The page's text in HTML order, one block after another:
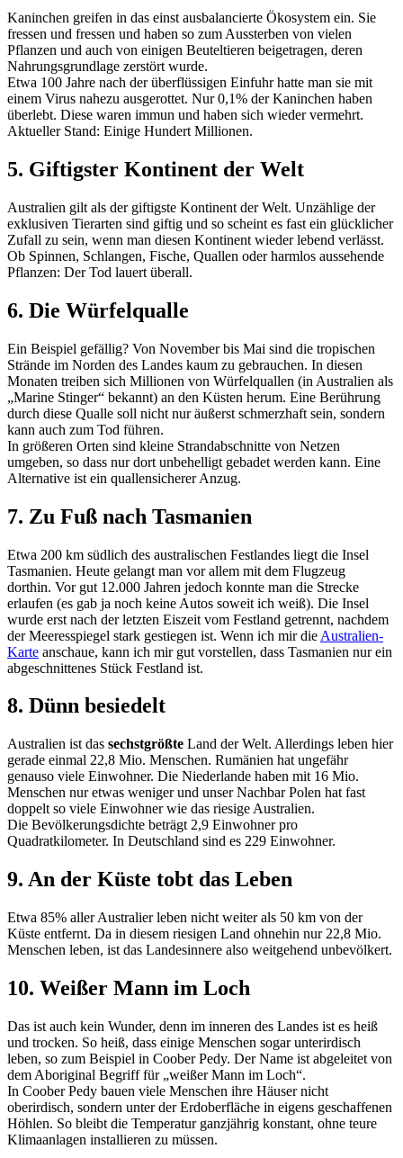
Kaninchen greifen in das einst ausbalancierte Ökosystem ein. Sie
fressen und fressen und haben so zum Aussterben von vielen
Pflanzen und auch von einigen Beuteltieren beigetragen, deren
Nahrungsgrundlage zerstört wurde.
Etwa 100 Jahre nach der überflüssigen Einfuhr hatte man sie mit
einem Virus nahezu ausgerottet. Nur 0,1% der Kaninchen haben
überlebt. Diese waren immun und haben sich wieder vermehrt.
Aktueller Stand: Einige Hundert Millionen.
5. Giftigster Kontinent der Welt
Australien gilt als der giftigste Kontinent der Welt. Unzählige der
exklusiven Tierarten sind giftig und so scheint es fast ein glücklicher
Zufall zu sein, wenn man diesen Kontinent wieder lebend verlässt.
Ob Spinnen, Schlangen, Fische, Quallen oder harmlos aussehende
Pflanzen: Der Tod lauert überall.
6. Die Würfelqualle
Ein Beispiel gefällig? Von November bis Mai sind die tropischen
Strände im Norden des Landes kaum zu gebrauchen. In diesen
Monaten treiben sich Millionen von Würfelquallen (in Australien als
„Marine Stinger“ bekannt) an den Küsten herum. Eine Berührung
durch diese Qualle soll nicht nur äußerst schmerzhaft sein, sondern
kann auch zum Tod führen.
In größeren Orten sind kleine Strandabschnitte von Netzen
umgeben, so dass nur dort unbehelligt gebadet werden kann. Eine
Alternative ist ein quallensicherer Anzug.
7. Zu Fuß nach Tasmanien
Etwa 200 km südlich des australischen Festlandes liegt die Insel
Tasmanien. Heute gelangt man vor allem mit dem Flugzeug
dorthin. Vor gut 12.000 Jahren jedoch konnte man die Strecke
erlaufen (es gab ja noch keine Autos soweit ich weiß). Die Insel
wurde erst nach der letzten Eiszeit vom Festland getrennt, nachdem
der Meeresspiegel stark gestiegen ist. Wenn ich mir die Australien-
Karte anschaue, kann ich mir gut vorstellen, dass Tasmanien nur ein
abgeschnittenes Stück Festland ist.
8. Dünn besiedelt
Australien ist das sechstgrößte Land der Welt. Allerdings leben hier
gerade einmal 22,8 Mio. Menschen. Rumänien hat ungefähr
genauso viele Einwohner. Die Niederlande haben mit 16 Mio.
Menschen nur etwas weniger und unser Nachbar Polen hat fast
doppelt so viele Einwohner wie das riesige Australien.
Die Bevölkerungsdichte beträgt 2,9 Einwohner pro
Quadratkilometer. In Deutschland sind es 229 Einwohner.
9. An der Küste tobt das Leben
Etwa 85% aller Australier leben nicht weiter als 50 km von der
Küste entfernt. Da in diesem riesigen Land ohnehin nur 22,8 Mio.
Menschen leben, ist das Landesinnere also weitgehend unbevölkert.
10. Weißer Mann im Loch
Das ist auch kein Wunder, denn im inneren des Landes ist es heiß
und trocken. So heiß, dass einige Menschen sogar unterirdisch
leben, so zum Beispiel in Coober Pedy. Der Name ist abgeleitet von
dem Aboriginal Begriff für „weißer Mann im Loch“.
In Coober Pedy bauen viele Menschen ihre Häuser nicht
oberirdisch, sondern unter der Erdoberfläche in eigens geschaffenen
Höhlen. So bleibt die Temperatur ganzjährig konstant, ohne teure
Klimaanlagen installieren zu müssen.